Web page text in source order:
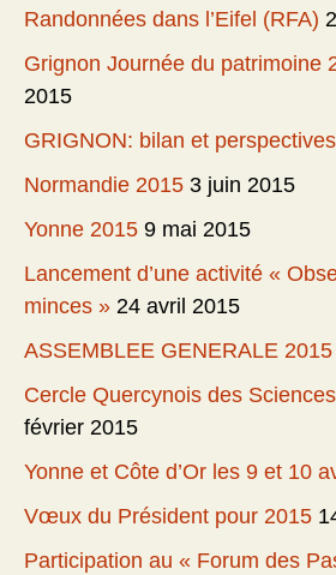
Randonnées dans l’Eifel (RFA)
Grignon Journée du patrimoine
2015
GRIGNON: bilan et perspectives
Normandie 2015 3 juin 2015
Yonne 2015 9 mai 2015
Lancement d’une activité «
minces » 24 avril 2015
ASSEMBLEE GENERALE 2015
Cercle Quercynois des
février 2015
Yonne et Côte d’Or les 9 et 10
Vœux du Président pour 2015
Participation au « Forum des